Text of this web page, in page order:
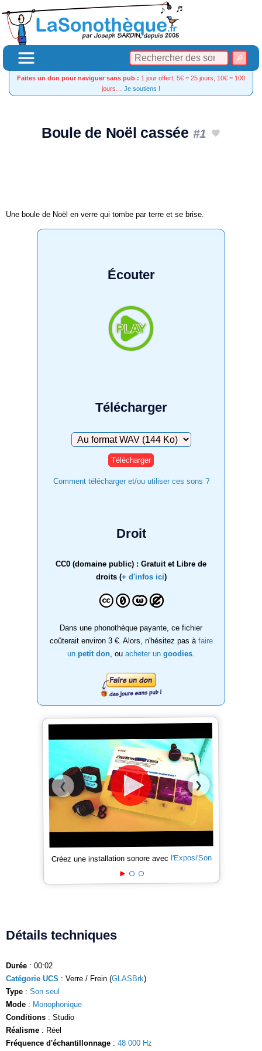
Faites un don pour naviguer sans pub : 1 jour offert, 5€ = 25 jours, 10€ = 100
jours… Je soutiens !
Boule de Noël cassée #1
Une boule de Noël en verre qui tombe par terre et se brise.
Écouter
Télécharger
Télécharger
Comment télécharger et/ou utiliser ces sons ?
Droit
CC0 (domaine public) : Gratuit et Libre de
droits (+ d'infos ici)
Dans une phonothèque payante, ce fichier
coûterait environ 3 €. Alors, n'hésitez pas à faire
un petit don , ou acheter un goodies
❮ ❯
Créez une installation sonore avec l'Exposi'Son
Détails techniques
Durée : 00:02
Catégorie UCS : Verre / Frein (GLASBrk)
Type : Son seul
Mode : Monophonique
Conditions : Studio
Réalisme : Réel
Fréquence d'échantillonnage : 48 000 Hz